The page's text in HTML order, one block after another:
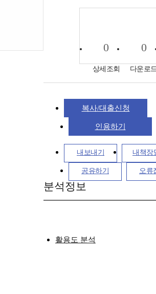
0
상세조회
0
다운로
복사/대출신청
인용하기
내보내기 내책장
공유하기 오류
분석정보
활용도 분석